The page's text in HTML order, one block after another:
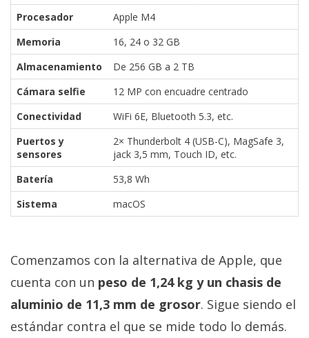
Procesador
Apple M4
Memoria
16, 24 o 32 GB
Almacenamiento
De 256 GB a 2 TB
Cámara selfie
12 MP con encuadre centrado
Conectividad
WiFi 6E, Bluetooth 5.3, etc.
Puertos y
sensores
2× Thunderbolt 4 (USB-C), MagSafe 3,
jack 3,5 mm, Touch ID, etc.
Batería
53,8 Wh
Sistema
macOS
Comenzamos con la alternativa de Apple, que
cuenta con un peso de 1,24 kg y un chasis de
aluminio de 11,3 mm de grosor. Sigue siendo el
estándar contra el que se mide todo lo demás.